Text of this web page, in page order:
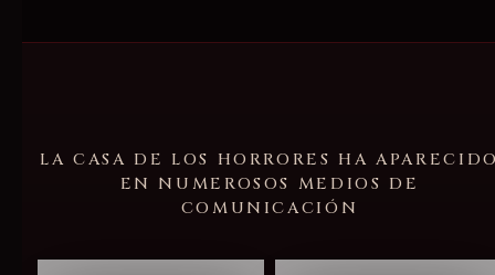
LA CASA DE LOS HORRORES HA
EN NUMEROSOS MEDIOS DE
COMUNICACIÓN